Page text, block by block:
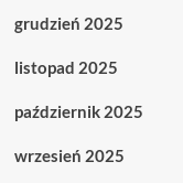
grudzień 2025
listopad 2025
październik 2025
wrzesień 2025